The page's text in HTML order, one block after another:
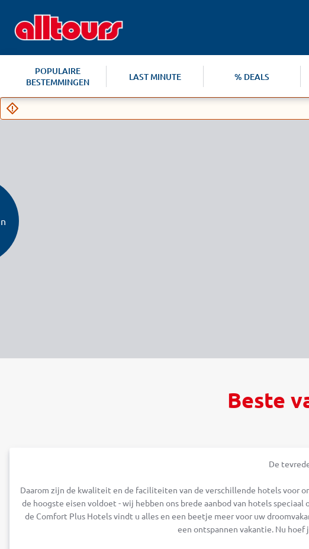
POPULAIRE
BESTEMMINGEN
LAST MINUTE % DEALS
Beste
De
Daarom zijn de kwaliteit en de faciliteiten van de verschillende hotels voor
de hoogste eisen voldoet - wij hebben ons brede aanbod van hotels
de Comfort Plus Hotels vindt u alles en een beetje meer voor uw
een ontspannen vakantie. Nu